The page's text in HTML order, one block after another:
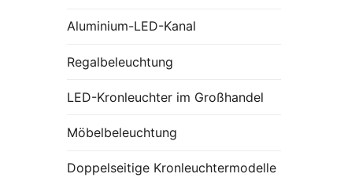
Aluminium-LED-Kanal
Regalbeleuchtung
LED-Kronleuchter im Großhandel
Möbelbeleuchtung
Doppelseitige Kronleuchtermodelle